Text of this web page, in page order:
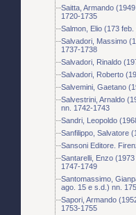
Saitta, Armando
1720-1735
Salmon, Elio (173
Salvadori, Massimo
1737-1738
Salvadori, Rinaldo
Salvadori, Roberto
Salvemini, Gaetano
Salvestrini, Arnaldo
nn. 1742-1743
Sandri, Leopoldo
Sanfilippo, Salvatore
Sansoni Editore.
Santarelli, Enzo
1747-1749
Santomassimo,
ago. 15 e s.d.) nn.
Sapori, Armando
1753-1755